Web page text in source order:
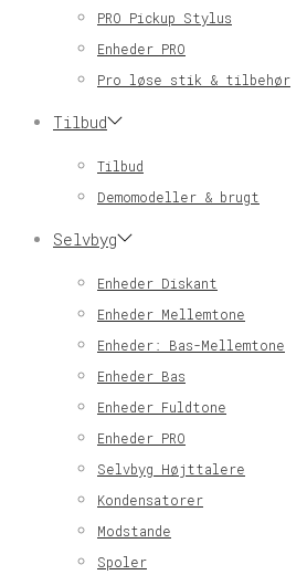
PRO Pickup Stylus
Enheder PRO
Pro løse stik & tilbehør
Tilbud
Tilbud
Demomodeller & brugt
Selvbyg
Enheder Diskant
Enheder Mellemtone
Enheder: Bas-Mellemtone
Enheder Bas
Enheder Fuldtone
Enheder PRO
Selvbyg Højttalere
Kondensatorer
Modstande
Spoler